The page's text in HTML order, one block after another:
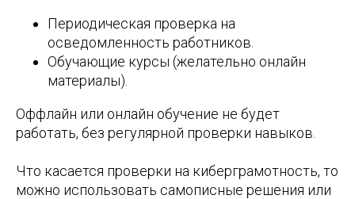
Периодическая проверка на
осведомленность работников.
Обучающие курсы (желательно онлайн
материалы).
Оффлайн или онлайн обучение не будет
работать, без регулярной проверки навыков.
Что касается проверки на киберграмотность, то
можно использовать самописные решения или